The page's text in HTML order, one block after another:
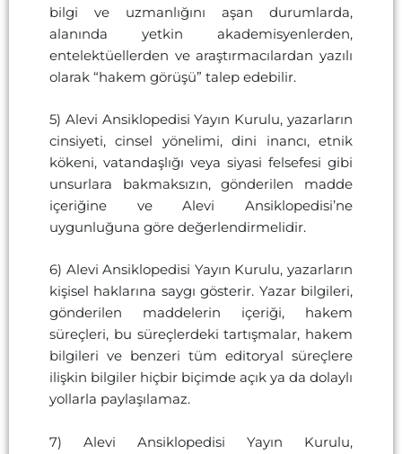
bilgi ve uzmanlığını aşan durumlarda,
alanında yetkin akademisyenlerden,
entelektüellerden ve araştırmacılardan yazılı
olarak “hakem görüşü” talep edebilir.
5) Alevi Ansiklopedisi Yayın Kurulu, yazarların
cinsiyeti, cinsel yönelimi, dini inancı, etnik
kökeni, vatandaşlığı veya siyasi felsefesi gibi
unsurlara bakmaksızın, gönderilen madde
içeriğine ve Alevi Ansiklopedisi’ne
uygunluğuna göre değerlendirmelidir.
6) Alevi Ansiklopedisi Yayın Kurulu, yazarların
kişisel haklarına saygı gösterir. Yazar bilgileri,
gönderilen maddelerin içeriği, hakem
süreçleri, bu süreçlerdeki tartışmalar, hakem
bilgileri ve benzeri tüm editoryal süreçlere
ilişkin bilgiler hiçbir biçimde açık ya da dolaylı
yollarla paylaşılamaz.
7) Alevi Ansiklopedisi Yayın Kurulu,